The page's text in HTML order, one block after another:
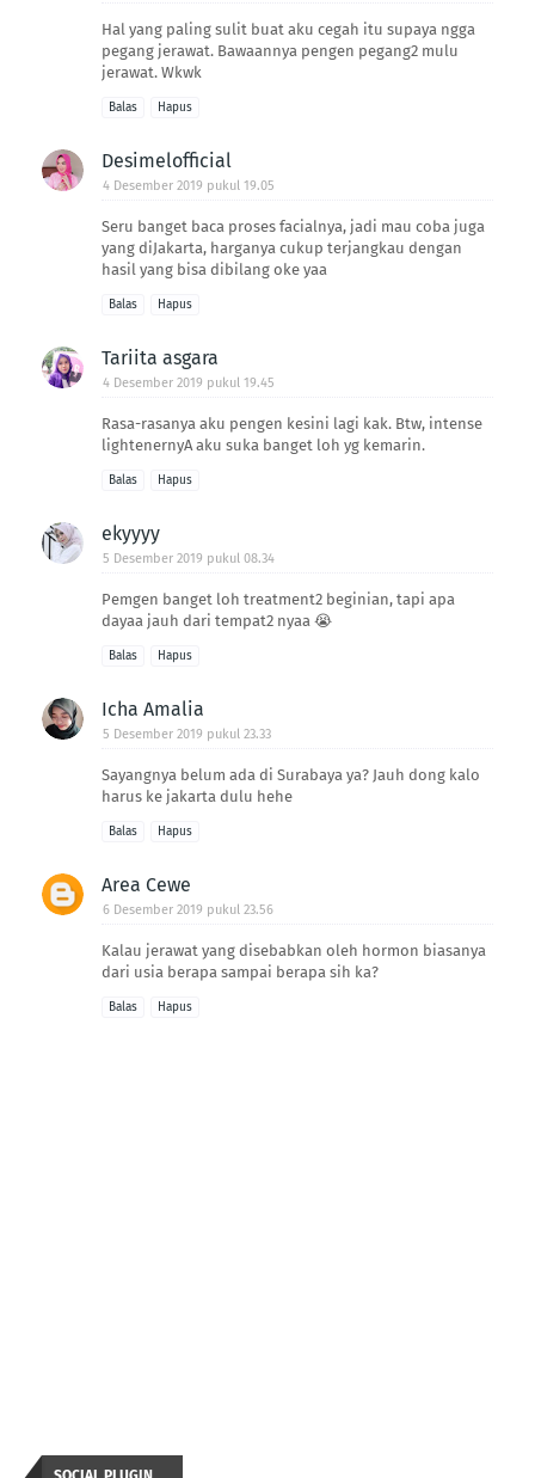
Hal yang paling sulit buat aku cegah itu supaya ngga
pegang jerawat. Bawaannya pengen pegang2 mulu
jerawat. Wkwk
Balas Hapus
Desimelofficial
4 Desember 2019 pukul 19.05
Seru banget baca proses facialnya, jadi mau coba juga
yang diJakarta, harganya cukup terjangkau dengan
hasil yang bisa dibilang oke yaa
Balas Hapus
Tariita asgara
4 Desember 2019 pukul 19.45
Rasa-rasanya aku pengen kesini lagi kak. Btw, intense
lightenernyA aku suka banget loh yg kemarin.
Balas Hapus
ekyyyy
5 Desember 2019 pukul 08.34
Pemgen banget loh treatment2 beginian, tapi apa
dayaa jauh dari tempat2 nyaa 😭
Balas Hapus
Icha Amalia
5 Desember 2019 pukul 23.33
Sayangnya belum ada di Surabaya ya? Jauh dong kalo
harus ke jakarta dulu hehe
Balas Hapus
Area Cewe
6 Desember 2019 pukul 23.56
Kalau jerawat yang disebabkan oleh hormon biasanya
dari usia berapa sampai berapa sih ka?
Balas Hapus